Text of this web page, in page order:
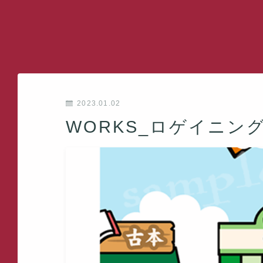
2023.01.02
WORKS_ロゲイニン